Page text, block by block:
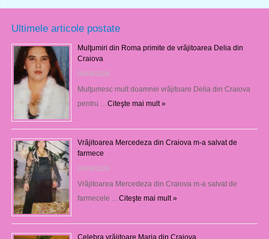
Ultimele articole postate
Mulţumiri din Roma primite de vrăjitoarea Delia din
Craiova
06/08/2026
Mulţumesc mult doamnei vrăjitoare Delia din Craiova
pentru … Citeşte mai mult »
Vrăjitoarea Mercedeza din Craiova m-a salvat de
farmece
06/08/2026
Vrăjitoarea Mercedeza din Craiova m-a salvat de
farmecele … Citeşte mai mult »
Celebra vrăjitoare Maria din Craiova